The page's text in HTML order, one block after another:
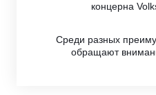
концерна
Среди разных
обращают